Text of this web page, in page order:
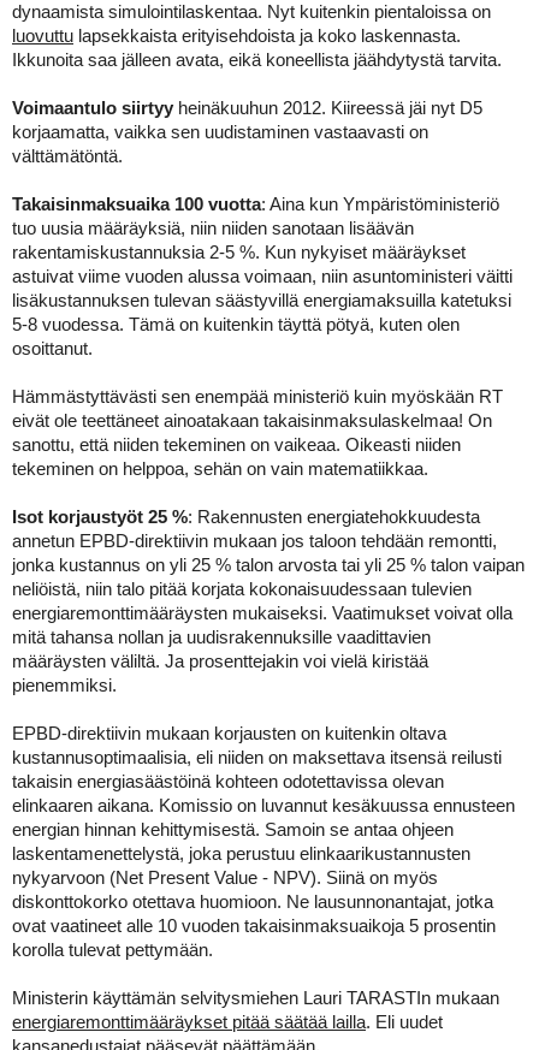
dynaamista simulointilaskentaa. Nyt kuitenkin pientaloissa on
luovuttu lapsekkaista erityisehdoista ja koko laskennasta.
Ikkunoita saa jälleen avata, eikä koneellista jäähdytystä tarvita.
Voimaantulo siirtyy heinäkuuhun 2012. Kiireessä jäi nyt D5
korjaamatta, vaikka sen uudistaminen vastaavasti on
välttämätöntä.
Takaisinmaksuaika 100 vuotta: Aina kun Ympäristöministeriö
tuo uusia määräyksiä, niin niiden sanotaan lisäävän
rakentamiskustannuksia 2-5 %. Kun nykyiset määräykset
astuivat viime vuoden alussa voimaan, niin asuntoministeri väitti
lisäkustannuksen tulevan säästyvillä energiamaksuilla katetuksi
5-8 vuodessa. Tämä on kuitenkin täyttä pötyä, kuten olen
osoittanut.
Hämmästyttävästi sen enempää ministeriö kuin myöskään RT
eivät ole teettäneet ainoatakaan takaisinmaksulaskelmaa! On
sanottu, että niiden tekeminen on vaikeaa. Oikeasti niiden
tekeminen on helppoa, sehän on vain matematiikkaa.
Isot korjaustyöt 25 %: Rakennusten energiatehokkuudesta
annetun EPBD-direktiivin mukaan jos taloon tehdään remontti,
jonka kustannus on yli 25 % talon arvosta tai yli 25 % talon vaipan
neliöistä, niin talo pitää korjata kokonaisuudessaan tulevien
energiaremonttimääräysten mukaiseksi. Vaatimukset voivat olla
mitä tahansa nollan ja uudisrakennuksille vaadittavien
määräysten väliltä. Ja prosenttejakin voi vielä kiristää
pienemmiksi.
EPBD-direktiivin mukaan korjausten on kuitenkin oltava
kustannusoptimaalisia, eli niiden on maksettava itsensä reilusti
takaisin energiasäästöinä kohteen odotettavissa olevan
elinkaaren aikana. Komissio on luvannut kesäkuussa ennusteen
energian hinnan kehittymisestä. Samoin se antaa ohjeen
laskentamenettelystä, joka perustuu elinkaarikustannusten
nykyarvoon (Net Present Value - NPV). Siinä on myös
diskonttokorko otettava huomioon. Ne lausunnonantajat, jotka
ovat vaatineet alle 10 vuoden takaisinmaksuaikoja 5 prosentin
korolla tulevat pettymään.
Ministerin käyttämän selvitysmiehen Lauri TARASTIn mukaan
energiaremonttimääräykset pitää säätää lailla. Eli uudet
kansanedustajat pääsevät päättämään.